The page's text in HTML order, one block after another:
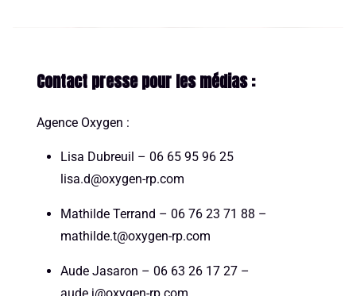
Contact presse pour les médias :
Agence Oxygen :
Lisa Dubreuil – 06 65 95 96 25
lisa.d@oxygen-rp.com
Mathilde Terrand – 06 76 23 71 88 –
mathilde.t@oxygen-rp.com
Aude Jasaron – 06 63 26 17 27 –